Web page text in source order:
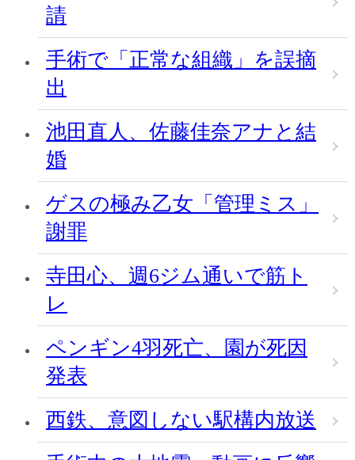
請
手術で「正常な組織」を誤摘
出
池田直人、佐藤佳奈アナと結
婚
ゲスの極み乙女「管理ミス」
謝罪
寺田心、週6ジム通いで筋ト
レ
ペンギン4羽死亡、園が死因
発表
西鉄、意図しない駅構内放送